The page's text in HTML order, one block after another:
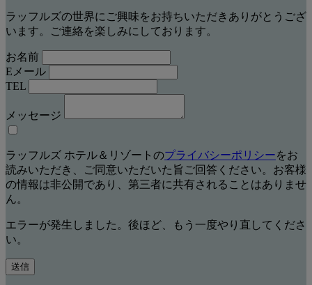
ラッフルズの世界にご興味をお持ちいただきありがとうござ
います。ご連絡を楽しみにしております。
お名前
Eメール
TEL
メッセージ
ラッフルズ ホテル＆リゾートのプライバシーポリシーをお
読みいただき、ご同意いただいた旨ご回答ください。お客様
の情報は非公開であり、第三者に共有されることはありませ
ん。
エラーが発生しました。後ほど、もう一度やり直してくださ
い。
送信